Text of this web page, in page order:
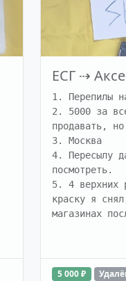
ЕСГ ⇢
1. Перепилы
2. 5000 за
продавать,
3. Москва
4. Пересылу
посмотреть.
5. 4 верхних
краску я
магазинах
5 000 ₽